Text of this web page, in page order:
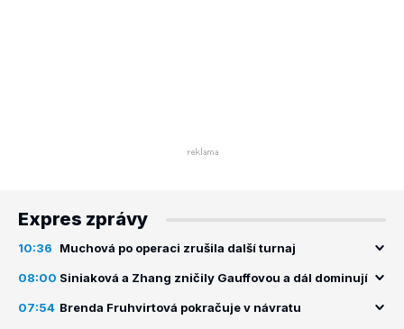
Expres zprávy
10:36 Muchová po operaci zrušila další turnaj
08:00 Siniaková a Zhang zničily Gauffovou a dál dominují
07:54 Brenda Fruhvirtová pokračuje v návratu